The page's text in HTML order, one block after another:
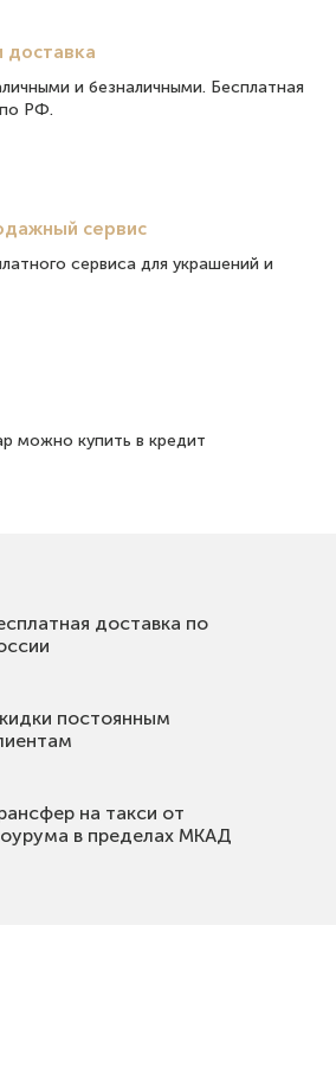
доставка
и безналичными. Бесплатная
РФ.
сервис
сервиса для украшений и
можно купить в кредит
доставка по
постоянным
на такси от
в пределах МКАД